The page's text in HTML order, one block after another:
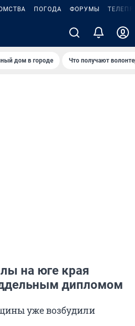
ПОГОДА ФОРУМЫ
дом в городе Что получают
на юге края
дипломом
уже возбудили